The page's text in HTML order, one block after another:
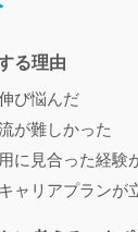
る理由
び悩んだ
が難しかった
に見合った経験
ャリアプランが